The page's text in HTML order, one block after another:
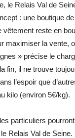
le Relais Val de
: une boutique
vêtement reste en
maximiser la vente,
» précise le
fin, il ne trouve
l’espoir que
kilo (environ 5€/kg).
particuliers
Relais Val de Seine.